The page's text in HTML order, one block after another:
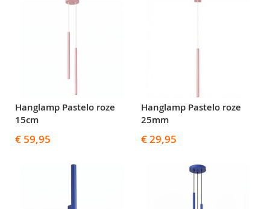
Hanglamp Pastelo roze
15cm
€ 59,95
Hanglamp Pastelo roze
25mm
€ 29,95